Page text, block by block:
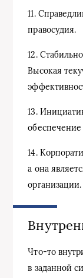
11.
правосудия.
12.
Высокая
13.
14.
а она
организации.
Что-то
в заданной